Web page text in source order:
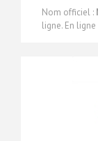
Nom officiel :
ligne. En